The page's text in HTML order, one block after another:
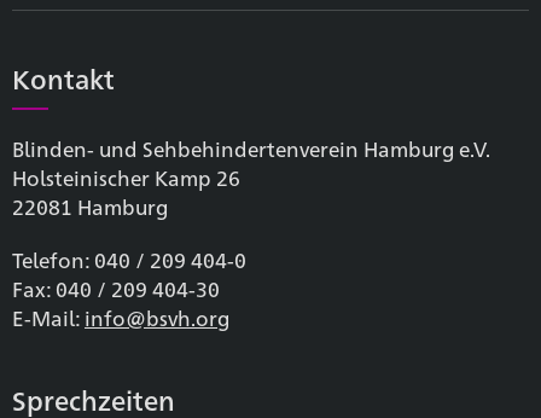
Kontakt
Blinden- und Sehbehinderten­verein Hamburg e.V.
Holsteinischer Kamp 26
22081 Hamburg
Telefon: 040 / 209 404-0
Fax: 040 / 209 404-30
E-Mail: info@bsvh.org
Sprechzeiten